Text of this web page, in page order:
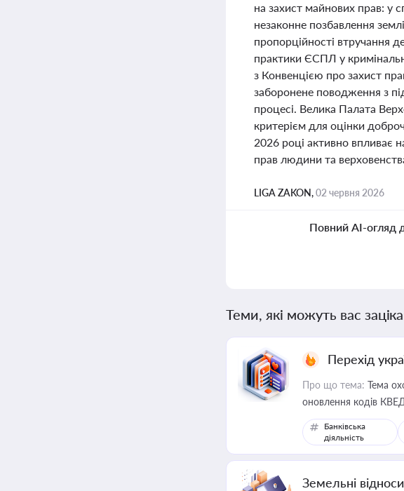
на захист майнових прав: у
незаконне позбавлення
пропорційності втручання
практики ЄСПЛ у
з Конвенцією про захист
заборонене поводження з
процесі. Велика Палата
критерієм для оцінки
2026 році активно впливає
прав людини та
LIGA ZAKON,02 червня 2026
Повний AI-огляд
Теми, які можуть вас
Перехід
Про що тема: Тема
оновлення кодів
Банківська
діяльність
Земельні